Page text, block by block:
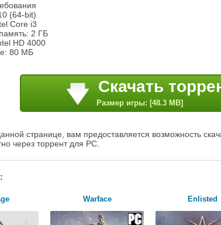
(64-bit)
Core i3
2 ГБ
HD 4000
80 МБ
Скачать
Размер игры: [48.3 MB]
странице, вам предоставляется возможность
через торрент для PC.
Warface Enlisted